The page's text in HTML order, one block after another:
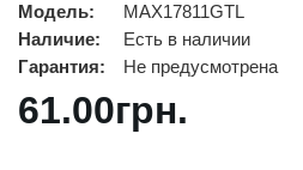
Модель:
MAX17811GTL
Наличие:
Есть в наличии
Гарантия:
Не предусмотрена
61.00грн.